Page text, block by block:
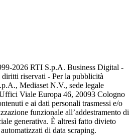
2026 RTI S.p.A. Business Digital -
riservati - Per la pubblicità
Mediaset N.V., sede legale
Viale Europa 46, 20093 Cologno
e ai dati personali trasmessi e/o
funzionale all’addestramento di
generativa. È altresì fatto divieto
di data scraping.